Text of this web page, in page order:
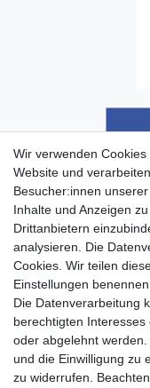
Wir verwenden
Website und
Besucher:innen
Inhalte und Anzeigen
Drittanbietern
analysieren. Die
Cookies. Wir teilen
Einstellungen benennen.
Die Datenverarbeitung
berechtigten
oder abgelehnt
und die Einwilligung zu
zu widerrufen.